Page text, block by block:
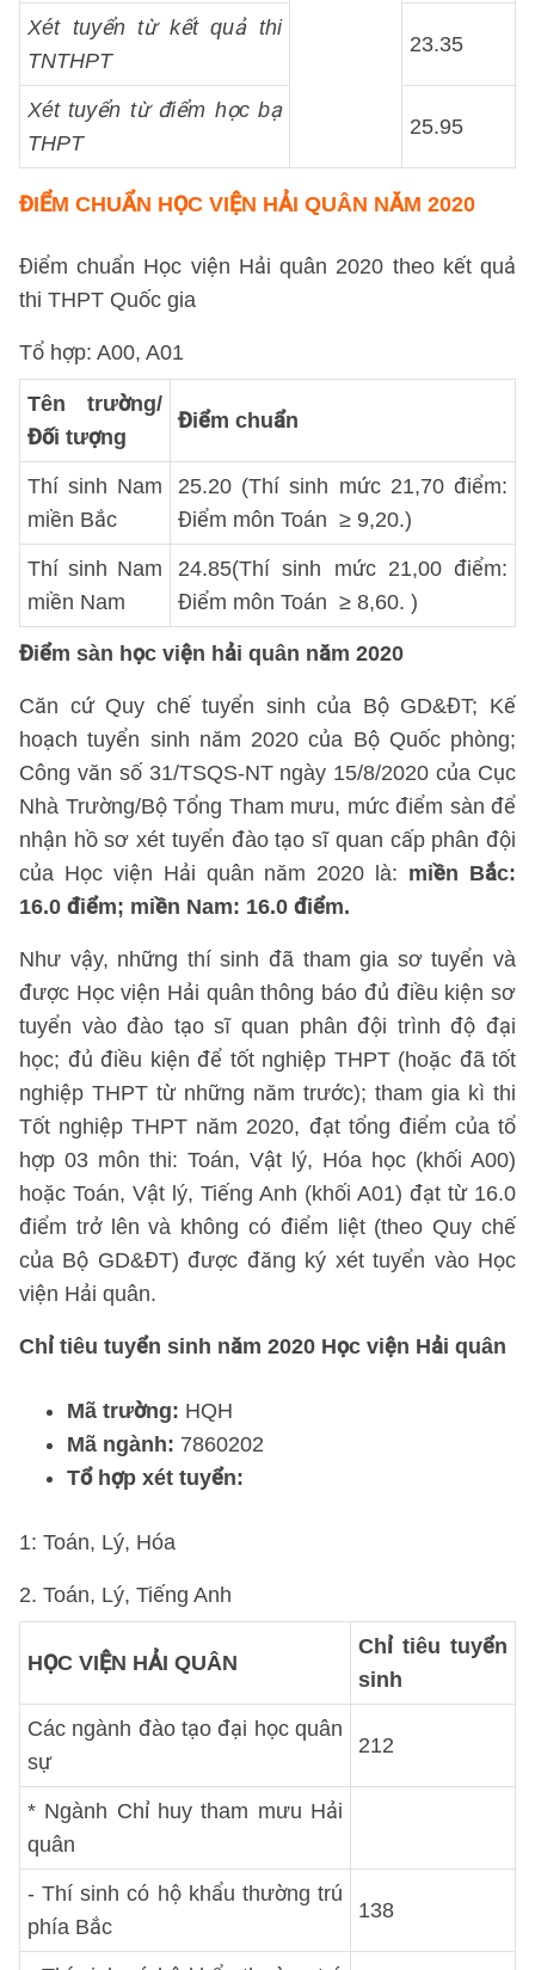
Xét tuyển từ kết quả thi
TNTHPT
23.35
Xét tuyển từ điểm học bạ
THPT
25.95
ĐIỂM CHUẨN HỌC VIỆN HẢI QUÂN NĂM 2020
Điểm chuẩn Học viện Hải quân 2020 theo kết quả
thi THPT Quốc gia
Tổ hợp: A00, A01
Tên trường/
Đối tượng
Điểm chuẩn
Thí sinh Nam
miền Bắc
25.20 (Thí sinh mức 21,70 điểm:
Điểm môn Toán ≥ 9,20.)
Thí sinh Nam
miền Nam
24.85(Thí sinh mức 21,00 điểm:
Điểm môn Toán ≥ 8,60. )
Điểm sàn học viện hải quân năm 2020
Căn cứ Quy chế tuyển sinh của Bộ GD&ĐT; Kế
hoạch tuyển sinh năm 2020 của Bộ Quốc phòng;
Công văn số 31/TSQS-NT ngày 15/8/2020 của Cục
Nhà Trường/Bộ Tổng Tham mưu, mức điểm sàn để
nhận hồ sơ xét tuyển đào tạo sĩ quan cấp phân đội
của Học viện Hải quân năm 2020 là: miền Bắc:
16.0 điểm; miền Nam: 16.0 điểm.
Như vậy, những thí sinh đã tham gia sơ tuyển và
được Học viện Hải quân thông báo đủ điều kiện sơ
tuyển vào đào tạo sĩ quan phân đội trình độ đại
học; đủ điều kiện để tốt nghiệp THPT (hoặc đã tốt
nghiệp THPT từ những năm trước); tham gia kì thi
Tốt nghiệp THPT năm 2020, đạt tổng điểm của tổ
hợp 03 môn thi: Toán, Vật lý, Hóa học (khối A00)
hoặc Toán, Vật lý, Tiếng Anh (khối A01) đạt từ 16.0
điểm trở lên và không có điểm liệt (theo Quy chế
của Bộ GD&ĐT) được đăng ký xét tuyển vào Học
viện Hải quân.
Chỉ tiêu tuyển sinh năm 2020 Học viện Hải quân
Mã trường: HQH
Mã ngành: 7860202
Tổ hợp xét tuyển:
1: Toán, Lý, Hóa
2. Toán, Lý, Tiếng Anh
HỌC VIỆN HẢI QUÂN
Chỉ tiêu tuyển
sinh
Các ngành đào tạo đại học quân
sự
212
* Ngành Chỉ huy tham mưu Hải
quân
- Thí sinh có hộ khẩu thường trú
phía Bắc
138